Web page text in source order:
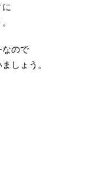
なので
しょう。